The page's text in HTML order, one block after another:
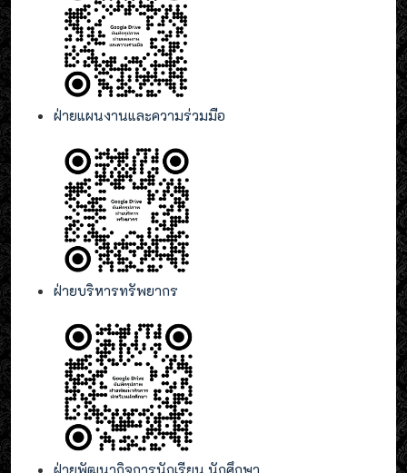
ฝ่ายแผนงานและความร่วมมือ
ฝ่ายบริหารทรัพยากร